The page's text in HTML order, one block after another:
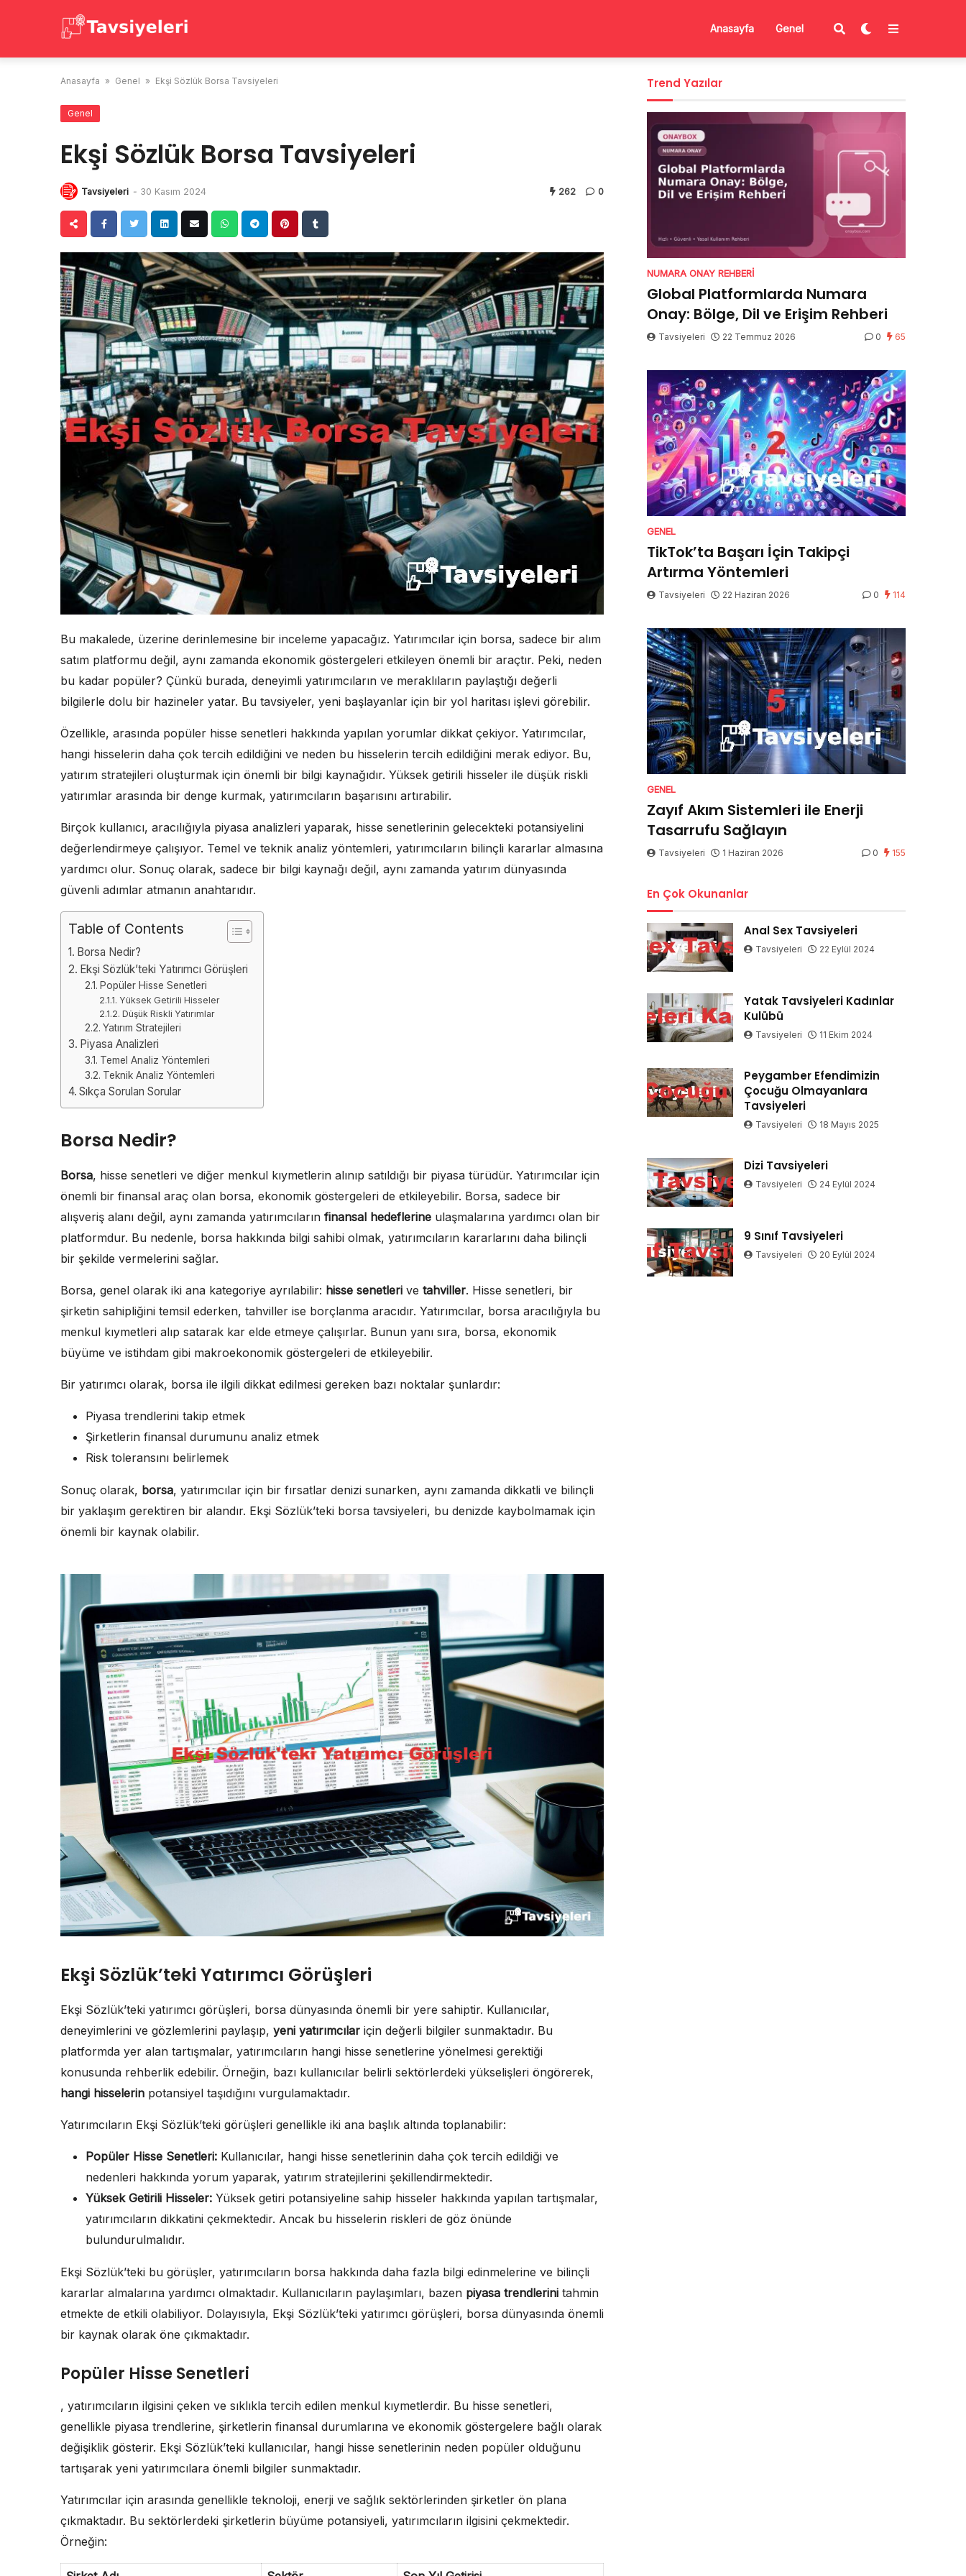
Anasayfa Genel
Anasayfa » Genel » Ekşi Sözlük Borsa Tavsiyeleri
Genel
Ekşi Sözlük Borsa Tavsiyeleri
Tavsiyeleri - 30 Kasım 2024 262 0
Bu makalede, üzerine derinlemesine bir inceleme yapacağız. Yatırımcılar için borsa, sadece bir alım
satım platformu değil, aynı zamanda ekonomik göstergeleri etkileyen önemli bir araçtır. Peki, neden
bu kadar popüler? Çünkü burada, deneyimli yatırımcıların ve meraklıların paylaştığı değerli
bilgilerle dolu bir hazineler yatar. Bu tavsiyeler, yeni başlayanlar için bir yol haritası işlevi görebilir.
Özellikle, arasında popüler hisse senetleri hakkında yapılan yorumlar dikkat çekiyor. Yatırımcılar,
hangi hisselerin daha çok tercih edildiğini ve neden bu hisselerin tercih edildiğini merak ediyor. Bu,
yatırım stratejileri oluşturmak için önemli bir bilgi kaynağıdır. Yüksek getirili hisseler ile düşük riskli
yatırımlar arasında bir denge kurmak, yatırımcıların başarısını artırabilir.
Birçok kullanıcı, aracılığıyla piyasa analizleri yaparak, hisse senetlerinin gelecekteki potansiyelini
değerlendirmeye çalışıyor. Temel ve teknik analiz yöntemleri, yatırımcıların bilinçli kararlar almasına
yardımcı olur. Sonuç olarak, sadece bir bilgi kaynağı değil, aynı zamanda yatırım dünyasında
güvenli adımlar atmanın anahtarıdır.
Table of Contents
Borsa Nedir?
Ekşi Sözlük’teki Yatırımcı Görüşleri
Popüler Hisse Senetleri
Yüksek Getirili Hisseler
Düşük Riskli Yatırımlar
Yatırım Stratejileri
Piyasa Analizleri
Temel Analiz Yöntemleri
Teknik Analiz Yöntemleri
Sıkça Sorulan Sorular
Borsa Nedir?
Borsa, hisse senetleri ve diğer menkul kıymetlerin alınıp satıldığı bir piyasa türüdür. Yatırımcılar için
önemli bir finansal araç olan borsa, ekonomik göstergeleri de etkileyebilir. Borsa, sadece bir
alışveriş alanı değil, aynı zamanda yatırımcıların finansal hedeflerine ulaşmalarına yardımcı olan bir
platformdur. Bu nedenle, borsa hakkında bilgi sahibi olmak, yatırımcıların kararlarını daha bilinçli
bir şekilde vermelerini sağlar.
Borsa, genel olarak iki ana kategoriye ayrılabilir: hisse senetleri ve tahviller. Hisse senetleri, bir
şirketin sahipliğini temsil ederken, tahviller ise borçlanma aracıdır. Yatırımcılar, borsa aracılığıyla bu
menkul kıymetleri alıp satarak kar elde etmeye çalışırlar. Bunun yanı sıra, borsa, ekonomik
büyüme ve istihdam gibi makroekonomik göstergeleri de etkileyebilir.
Bir yatırımcı olarak, borsa ile ilgili dikkat edilmesi gereken bazı noktalar şunlardır:
Piyasa trendlerini takip etmek
Şirketlerin finansal durumunu analiz etmek
Risk toleransını belirlemek
Sonuç olarak, borsa, yatırımcılar için bir fırsatlar denizi sunarken, aynı zamanda dikkatli ve bilinçli
bir yaklaşım gerektiren bir alandır. Ekşi Sözlük’teki borsa tavsiyeleri, bu denizde kaybolmamak için
önemli bir kaynak olabilir.
Ekşi Sözlük’teki Yatırımcı Görüşleri
Ekşi Sözlük’teki yatırımcı görüşleri, borsa dünyasında önemli bir yere sahiptir. Kullanıcılar,
deneyimlerini ve gözlemlerini paylaşıp, yeni yatırımcılar için değerli bilgiler sunmaktadır. Bu
platformda yer alan tartışmalar, yatırımcıların hangi hisse senetlerine yönelmesi gerektiği
konusunda rehberlik edebilir. Örneğin, bazı kullanıcılar belirli sektörlerdeki yükselişleri öngörerek,
hangi hisselerin potansiyel taşıdığını vurgulamaktadır.
Yatırımcıların Ekşi Sözlük’teki görüşleri genellikle iki ana başlık altında toplanabilir:
Popüler Hisse Senetleri: Kullanıcılar, hangi hisse senetlerinin daha çok tercih edildiği ve
nedenleri hakkında yorum yaparak, yatırım stratejilerini şekillendirmektedir.
Yüksek Getirili Hisseler: Yüksek getiri potansiyeline sahip hisseler hakkında yapılan tartışmalar,
yatırımcıların dikkatini çekmektedir. Ancak bu hisselerin riskleri de göz önünde
bulundurulmalıdır.
Ekşi Sözlük’teki bu görüşler, yatırımcıların borsa hakkında daha fazla bilgi edinmelerine ve bilinçli
kararlar almalarına yardımcı olmaktadır. Kullanıcıların paylaşımları, bazen piyasa trendlerini tahmin
etmekte de etkili olabiliyor. Dolayısıyla, Ekşi Sözlük’teki yatırımcı görüşleri, borsa dünyasında önemli
bir kaynak olarak öne çıkmaktadır.
Popüler Hisse Senetleri
, yatırımcıların ilgisini çeken ve sıklıkla tercih edilen menkul kıymetlerdir. Bu hisse senetleri,
genellikle piyasa trendlerine, şirketlerin finansal durumlarına ve ekonomik göstergelere bağlı olarak
değişiklik gösterir. Ekşi Sözlük’teki kullanıcılar, hangi hisse senetlerinin neden popüler olduğunu
tartışarak yeni yatırımcılara önemli bilgiler sunmaktadır.
Yatırımcılar için arasında genellikle teknoloji, enerji ve sağlık sektörlerinden şirketler ön plana
çıkmaktadır. Bu sektörlerdeki şirketlerin büyüme potansiyeli, yatırımcıların ilgisini çekmektedir.
Örneğin:
Trend Yazılar
NUMARA ONAY REHBERI
Global Platformlarda Numara
Onay: Bölge, Dil ve Erişim Rehberi
Tavsiyeleri 22 Temmuz 2026 0 65
GENEL
TikTok’ta Başarı İçin Takipçi
Artırma Yöntemleri
Tavsiyeleri 22 Haziran 2026 0 114
GENEL
Zayıf Akım Sistemleri ile Enerji
Tasarrufu Sağlayın
Tavsiyeleri 1 Haziran 2026 0 155
En Çok Okunanlar
Anal Sex Tavsiyeleri
Tavsiyeleri 22 Eylül 2024
Yatak Tavsiyeleri Kadınlar
Kulübü
Tavsiyeleri 11 Ekim 2024
Peygamber Efendimizin
Çocuğu Olmayanlara
Tavsiyeleri
Tavsiyeleri 18 Mayıs 2025
Dizi Tavsiyeleri
Tavsiyeleri 24 Eylül 2024
9 Sınıf Tavsiyeleri
Tavsiyeleri 20 Eylül 2024